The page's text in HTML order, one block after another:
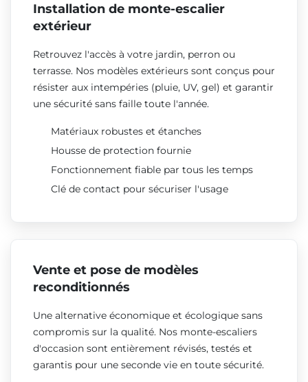
Installation de monte-escalier
extérieur
Retrouvez l'accès à votre jardin, perron ou
terrasse. Nos modèles extérieurs sont conçus pour
résister aux intempéries (pluie, UV, gel) et garantir
une sécurité sans faille toute l'année.
Matériaux robustes et étanches
Housse de protection fournie
Fonctionnement fiable par tous les temps
Clé de contact pour sécuriser l'usage
Vente et pose de modèles
reconditionnés
Une alternative économique et écologique sans
compromis sur la qualité. Nos monte-escaliers
d'occasion sont entièrement révisés, testés et
garantis pour une seconde vie en toute sécurité.